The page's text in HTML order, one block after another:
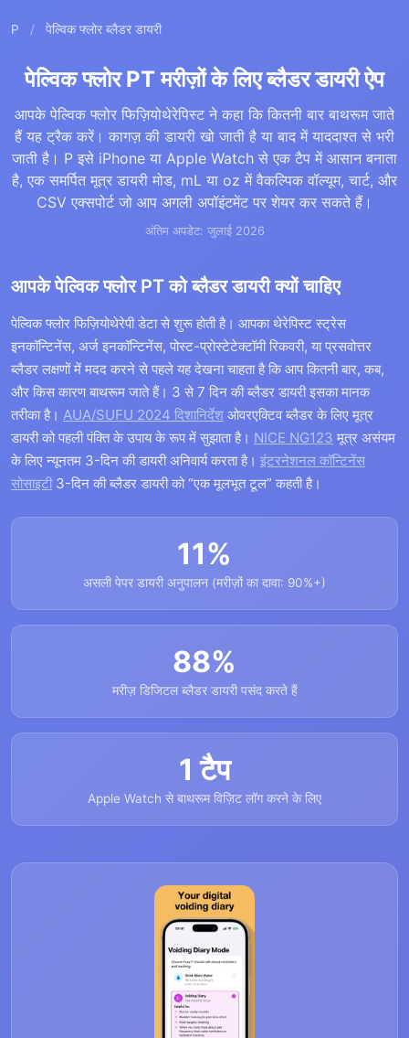
P / पेल्विक फ्लोर ब्लैडर डायरी
पेल्विक फ्लोर PT मरीज़ों के लिए ब्लैडर डायरी ऐप
आपके पेल्विक फ्लोर फिज़ियोथेरेपिस्ट ने कहा कि कितनी बार बाथरूम जाते
हैं यह ट्रैक करें। कागज़ की डायरी खो जाती है या बाद में याददाश्त से भरी
जाती है। P इसे iPhone या Apple Watch से एक टैप में आसान बनाता
है, एक समर्पित मूत्र डायरी मोड, mL या oz में वैकल्पिक वॉल्यूम, चार्ट, और
CSV एक्सपोर्ट जो आप अगली अपॉइंटमेंट पर शेयर कर सकते हैं।
अंतिम अपडेट: जुलाई 2026
आपके पेल्विक फ्लोर PT को ब्लैडर डायरी क्यों चाहिए
पेल्विक फ्लोर फिज़ियोथेरेपी डेटा से शुरू होती है। आपका थेरेपिस्ट स्ट्रेस
इनकॉन्टिनेंस, अर्ज इनकॉन्टिनेंस, पोस्ट-प्रोस्टेटेक्टॉमी रिकवरी, या प्रसवोत्तर
ब्लैडर लक्षणों में मदद करने से पहले यह देखना चाहता है कि आप कितनी बार, कब,
और किस कारण बाथरूम जाते हैं। 3 से 7 दिन की ब्लैडर डायरी इसका मानक
तरीका है। AUA/SUFU 2024 दिशानिर्देश ओवरएक्टिव ब्लैडर के लिए मूत्र
डायरी को पहली पंक्ति के उपाय के रूप में सुझाता है। NICE NG123 मूत्र असंयम
के लिए न्यूनतम 3-दिन की डायरी अनिवार्य करता है। इंटरनेशनल कॉन्टिनेंस
सोसाइटी3-दिन की ब्लैडर डायरी को “एक मूलभूत टूल” कहती है।
11%
असली पेपर डायरी अनुपालन (मरीज़ों का दावा: 90%+)
88%
मरीज़ डिजिटल ब्लैडर डायरी पसंद करते हैं
1 टैप
Apple Watch से बाथरूम विज़िट लॉग करने के लिए